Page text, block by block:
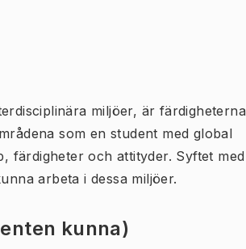
miljöer, är färdigheterna
som en student med global
färdigheter och attityder. Syftet med
arbeta i dessa miljöer.
kunna)